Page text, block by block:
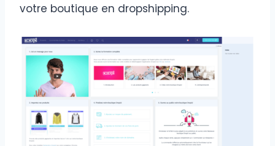
votre boutique en dropshipping.